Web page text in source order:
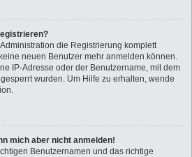
die Registrierung komplett
neuen Benutzer mehr anmelden können.
IP-Adresse oder der Benutzername, mit dem
wurden. Um Hilfe zu erhalten, wende
mich aber nicht anmelden!
Benutzernamen und das richtige